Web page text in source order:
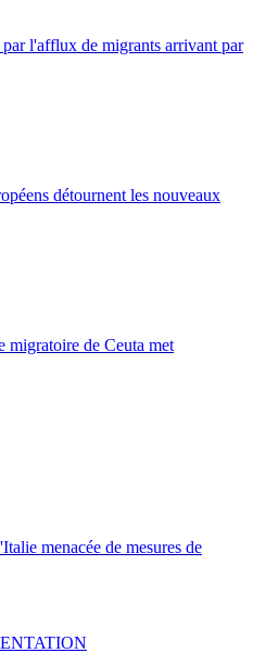
par l'afflux de migrants arrivant par
détournent les nouveaux
migratoire de Ceuta met
menacée de mesures de